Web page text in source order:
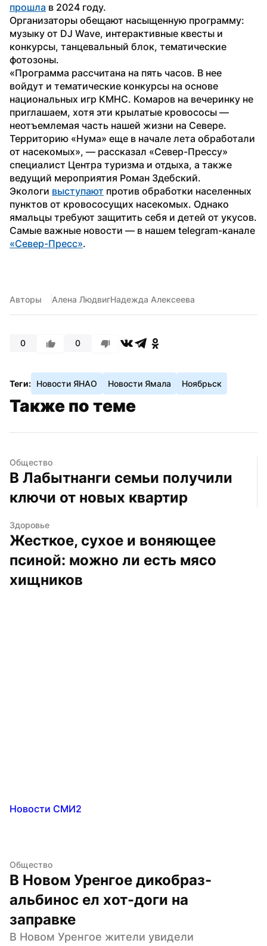
прошла в 2024 году.
Организаторы обещают насыщенную программу:
музыку от DJ Wave, интерактивные квесты и
конкурсы, танцевальный блок, тематические
фотозоны.
«Программа рассчитана на пять часов. В нее
войдут и тематические конкурсы на основе
национальных игр КМНС. Комаров на вечеринку не
приглашаем, хотя эти крылатые кровососы —
неотъемлемая часть нашей жизни на Севере.
Территорию «Нума» еще в начале лета обработали
от насекомых», — рассказал «Север-Прессу»
специалист Центра туризма и отдыха, а также
ведущий мероприятия Роман Здебский.
Экологи выступают против обработки населенных
пунктов от кровососущих насекомых. Однако
«Север-Пресс».
Авторы Алена ЛюдвигНадежда Алексеева
0 0
Теги: Новости ЯНАО Новости Ямала Ноябрьск
Также по теме
Общество
В Лабытнанги семьи получили
ключи от новых квартир
Здоровье
Жесткое, сухое и воняющее
псиной: можно ли есть мясо
хищников
Новости СМИ2
Общество
В Новом Уренгое дикобраз-
альбинос ел хот-доги на
заправке
В Новом Уренгое жители увидели